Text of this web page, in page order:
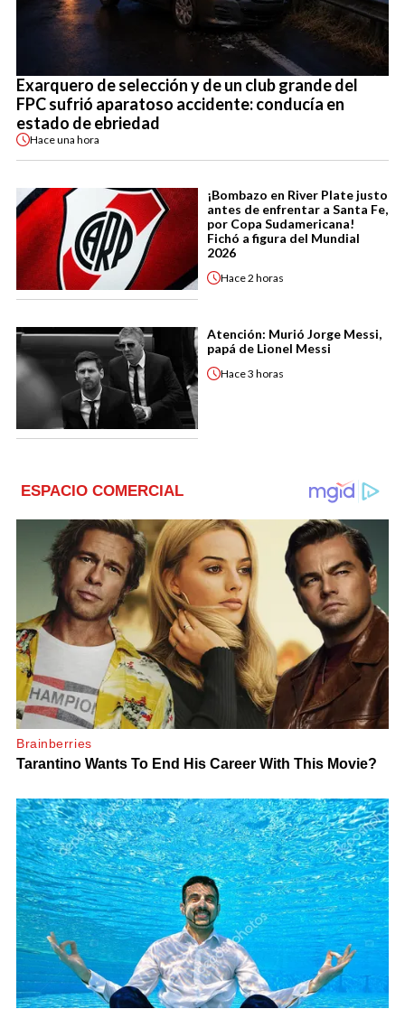
Exarquero de selección y de un club grande del
FPC sufrió aparatoso accidente: conducía en
estado de ebriedad
Haceuna hora
¡Bombazo en River Plate justo
antes de enfrentar a Santa Fe,
por Copa Sudamericana!
Fichó a figura del Mundial
2026
Hace2 horas
Atención: Murió Jorge Messi,
papá de Lionel Messi
Hace3 horas